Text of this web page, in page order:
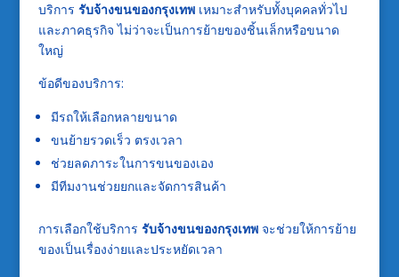
บริการ รับจ้างขนของกรุงเทพเหมาะสำหรับทั้งบุคคลทั่วไป
และภาคธุรกิจ ไม่ว่าจะเป็นการย้ายของชิ้นเล็กหรือขนาด
ใหญ่
ข้อดีของบริการ:
มีรถให้เลือกหลายขนาด
ขนย้ายรวดเร็ว ตรงเวลา
ช่วยลดภาระในการขนของเอง
มีทีมงานช่วยยกและจัดการสินค้า
การเลือกใช้บริการ รับจ้างขนของกรุงเทพจะช่วยให้การย้าย
ของเป็นเรื่องง่ายและประหยัดเวลา